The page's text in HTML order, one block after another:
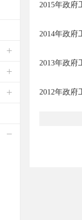
2015年政府
2014年政府
2013年政府
2012年政府